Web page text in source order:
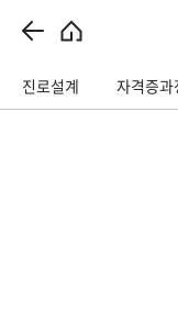
진로설계 자격증과
// 이벤트상담 관련